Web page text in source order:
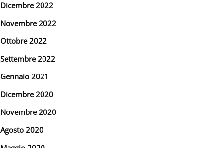
Dicembre 2022
Novembre 2022
Ottobre 2022
Settembre 2022
Gennaio 2021
Dicembre 2020
Novembre 2020
Agosto 2020